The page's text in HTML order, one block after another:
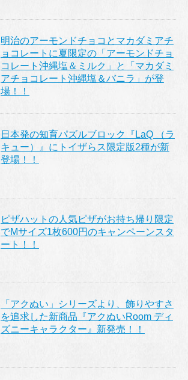
明治のアーモンドチョコとマカダミアチ
ョコレートに夏限定の「アーモンドチョ
コレート沖縄塩＆ミルク」と「マカダミ
アチョコレート沖縄塩＆バニラ」が登
場！！
日本発の知育パズルブロック『LaQ （ラ
キュー）』にトイザらス限定版2種が新
登場！！
ピザハットの人気ピザがお持ち帰り限定
でMサイズ1枚600円のキャンペーンスタ
ート！！
「アクぬい」シリーズより、飾りやすさ
を追求した新商品『アクぬいRoom ディ
ズニーキャラクター』新発売！！